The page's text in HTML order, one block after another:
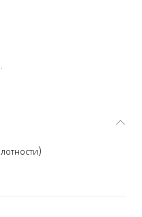
трикотажа для